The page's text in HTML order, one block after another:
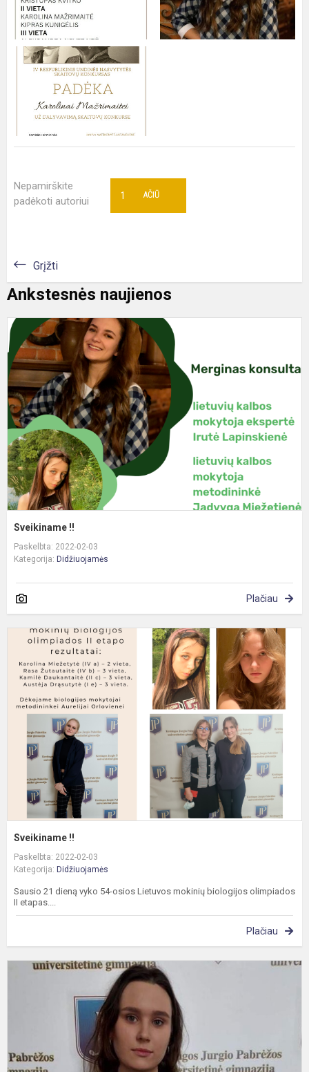
Nepamirškite
padėkoti autoriui
AČIŪ
1
Grįžti
Ankstesnės naujienos
Sveikiname !!
Paskelbta: 2022-02-03
Kategorija: Didžiuojamės
Plačiau
Sveikiname !!
Paskelbta: 2022-02-03
Kategorija: Didžiuojamės
Sausio 21 dieną vyko 54-osios Lietuvos mokinių biologijos olimpiados
II etapas....
Plačiau